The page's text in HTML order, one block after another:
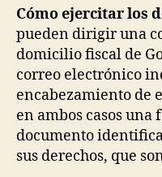
Cómo ejercitar los
pueden dirigir una
domicilio fiscal de
correo electrónico
encabezamiento de
en ambos casos una
documento
sus derechos, que